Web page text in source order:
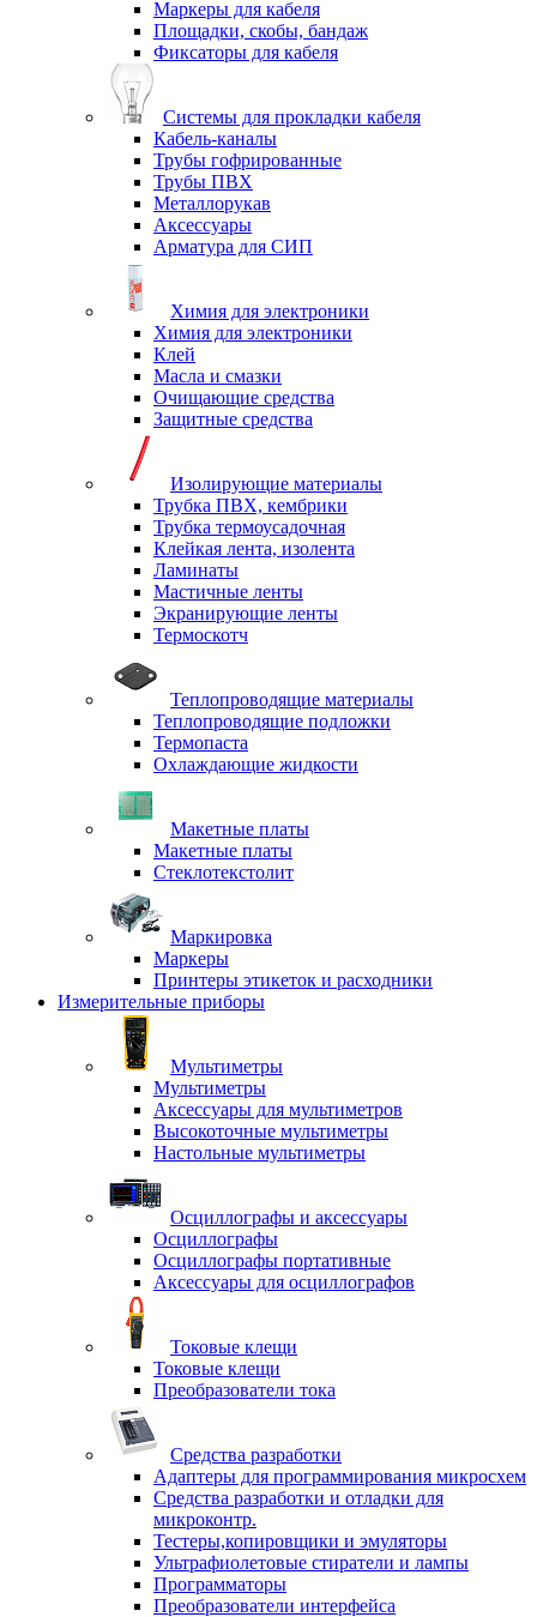
Маркеры для кабеля
Площадки, скобы, бандаж
Фиксаторы для кабеля
Системы для прокладки кабеля
Кабель-каналы
Трубы гофрированные
Трубы ПВХ
Металлорукав
Аксессуары
Арматура для СИП
Химия для электроники
Химия для электроники
Клей
Масла и смазки
Очищающие средства
Защитные средства
Изолирующие материалы
Трубка ПВХ, кембрики
Трубка термоусадочная
Клейкая лента, изолента
Ламинаты
Мастичные ленты
Экранирующие ленты
Термоскотч
Теплопроводящие материалы
Теплопроводящие подложки
Термопаста
Охлаждающие жидкости
Макетные платы
Макетные платы
Стеклотекстолит
Маркировка
Маркеры
Принтеры этикеток и расходники
Измерительные приборы
Мультиметры
Мультиметры
Аксессуары для мультиметров
Высокоточные мультиметры
Настольные мультиметры
Осциллографы и аксессуары
Осциллографы
Осциллографы портативные
Аксессуары для осциллографов
Токовые клещи
Токовые клещи
Преобразователи тока
Средства разработки
Адаптеры для программирования микросхем
Средства разработки и отладки для
микроконтр.
Тестеры,копировщики и эмуляторы
Ультрафиолетовые стиратели и лампы
Программаторы
Преобразователи интерфейса